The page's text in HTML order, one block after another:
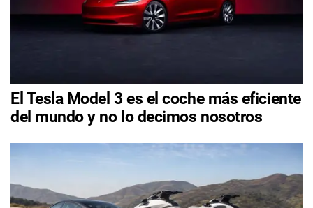
El Tesla Model 3 es el coche más eficiente
del mundo y no lo decimos nosotros